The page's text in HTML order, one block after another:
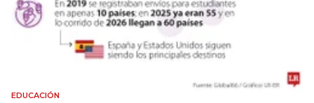
EDUCACIÓN